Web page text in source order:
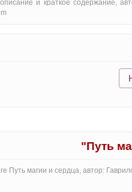
и краткое содержание,
"Путь
Путь магии и сердца, автор: